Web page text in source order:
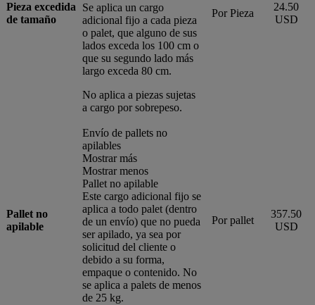
Pieza excedida
de tamaño
Se aplica un cargo
adicional fijo a cada pieza
o palet, que alguno de sus
lados exceda los 100 cm o
que su segundo lado más
largo exceda 80 cm.
No aplica a piezas sujetas
a cargo por sobrepeso.
Por Pieza
24.50
USD
Pallet no
apilable
Envío de pallets no
apilables
Mostrar más
Mostrar menos
Pallet no apilable
Este cargo adicional fijo se
aplica a todo palet (dentro
de un envío) que no pueda
ser apilado, ya sea por
solicitud del cliente o
debido a su forma,
empaque o contenido. No
se aplica a palets de menos
de 25 kg.
Por pallet
357.50
USD